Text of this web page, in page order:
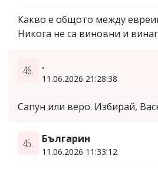
Какво е общото между
Никога не са виновни и
46. .
11.06.2026 21:28:38
Сапун или веро. Избирай,
45. Българин
11.06.2026 11:33:12